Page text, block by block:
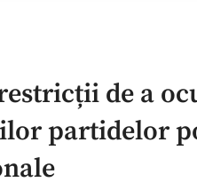
de a
partidelor